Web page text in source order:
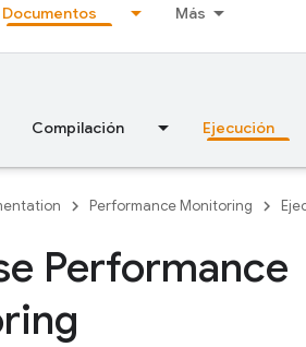
Documentos Más
Compilación Ejecución
Performance Monitoring
Performance